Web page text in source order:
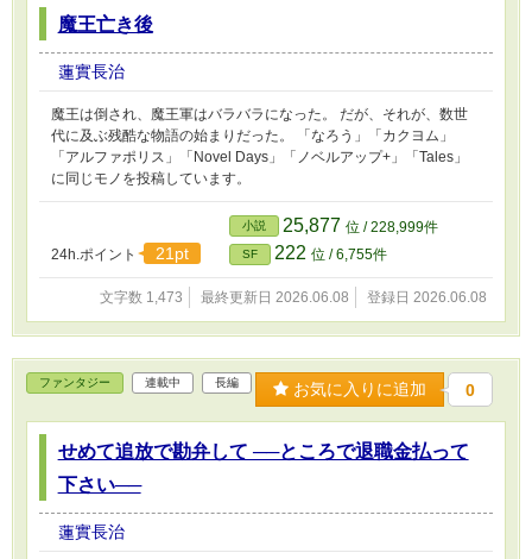
魔王亡き後
蓮實長治
魔王は倒され、魔王軍はバラバラになった。 だが、それが、数世
代に及ぶ残酷な物語の始まりだった。 「なろう」「カクヨム」
「アルファポリス」「Novel Days」「ノベルアップ+」「Tales」
に同じモノを投稿しています。
24h.ポイント 21pt
小説 25,877 位 / 228,999件
SF 222 位 / 6,755件
文字数 1,473 最終更新日 2026.06.08 登録日 2026.06.08
ファンタジー 連載中 長編 お気に入りに追加 0
せめて追放で勘弁して ──ところで退職金払って
下さい──
蓮實長治